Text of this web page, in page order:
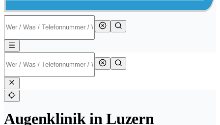
Augenklinik in Luzern